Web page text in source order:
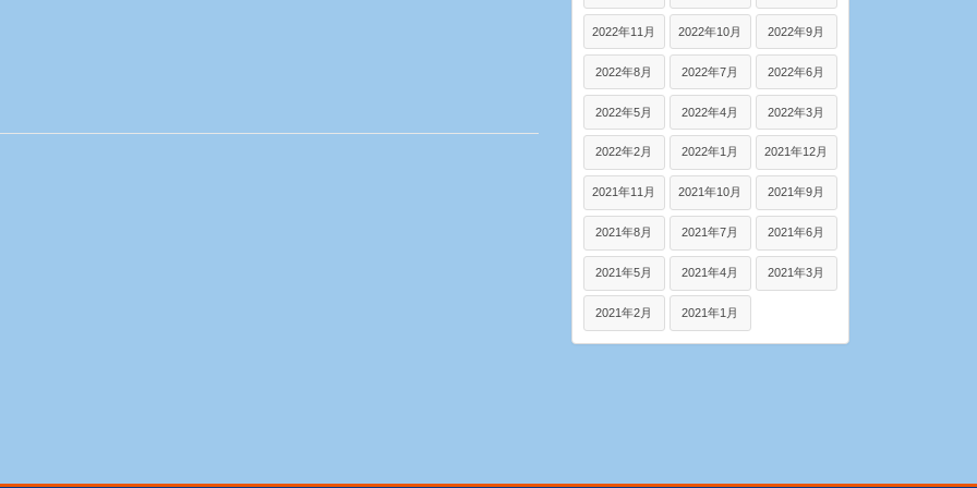
2022年11月 2022年10月 2022年9月
2022年8月 2022年7月 2022年6月
2022年5月 2022年4月 2022年3月
2022年2月 2022年1月 2021年12月
2021年11月 2021年10月 2021年9月
2021年8月 2021年7月 2021年6月
2021年5月 2021年4月 2021年3月
2021年2月 2021年1月